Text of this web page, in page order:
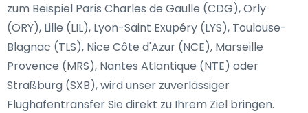
zum Beispiel Paris Charles de Gaulle (CDG), Orly
(ORY), Lille (LIL), Lyon-Saint Exupéry (LYS), Toulouse-
Blagnac (TLS), Nice Côte d'Azur (NCE), Marseille
Provence (MRS), Nantes Atlantique (NTE) oder
Straßburg (SXB), wird unser zuverlässiger
Flughafentransfer Sie direkt zu Ihrem Ziel bringen.